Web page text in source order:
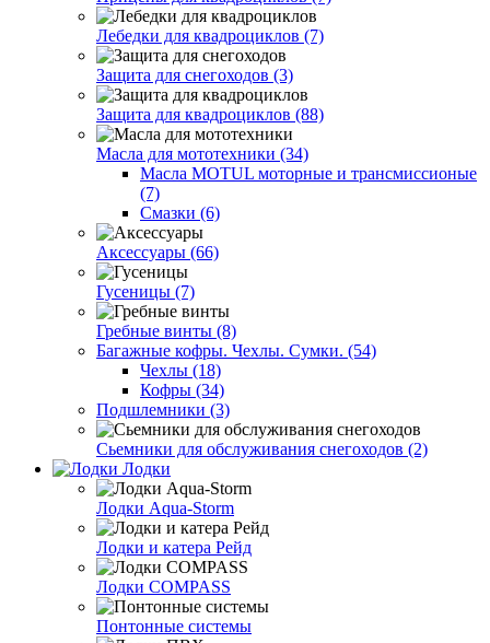
Лебедки для квадроциклов (7)
Защита для снегоходов (3)
Защита для квадроциклов (88)
Масла для мототехники (34)
Масла MOTUL моторные и трансмиссионые
(7)
Смазки (6)
Аксессуары (66)
Гусеницы (7)
Гребные винты (8)
Багажные кофры. Чехлы. Сумки. (54)
Чехлы (18)
Кофры (34)
Подшлемники (3)
Сьемники для обслуживания снегоходов (2)
Лодки
Лодки Aqua-Storm
Лодки и катера Рейд
Лодки COMPASS
Понтонные системы